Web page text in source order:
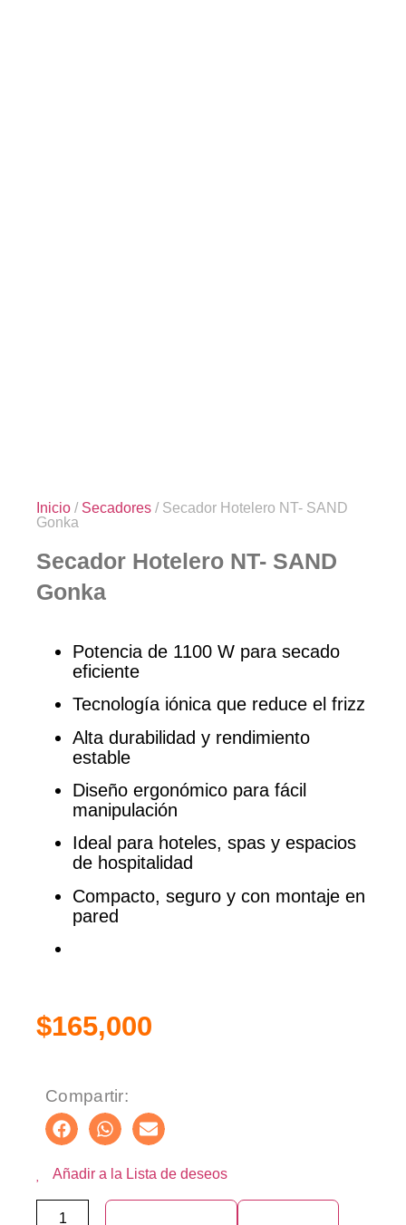
Inicio / Secadores / Secador Hotelero NT- SAND
Gonka
Secador Hotelero NT- SAND
Gonka
Potencia de 1100 W para secado
eficiente
Tecnología iónica que reduce el frizz
Alta durabilidad y rendimiento
estable
Diseño ergonómico para fácil
manipulación
Ideal para hoteles, spas y espacios
de hospitalidad
Compacto, seguro y con montaje en
pared
$165,000
Compartir:
Añadir a la Lista de deseos